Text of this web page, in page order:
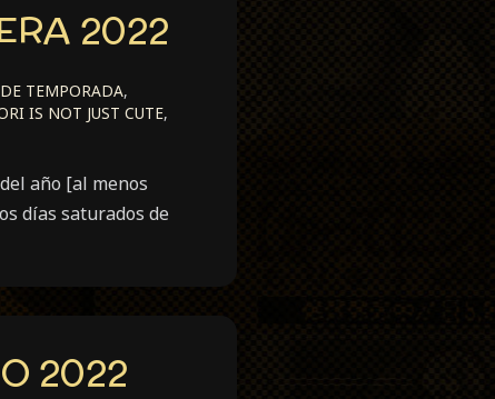
2022
TEMPORADA,
IS NOT JUST CUTE,
año [al menos
días saturados de
2022